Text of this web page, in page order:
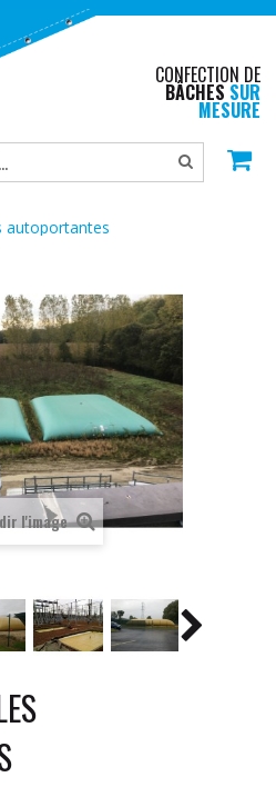
CONFECTION DE
BÂCHES SUR
MESURE
autoportantes
l'image